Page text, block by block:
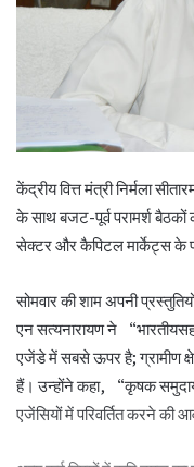
केंद्रीय वित्त मंत्रीनिर्मला
के साथ बजट-पूर्व परामर्श
सेक्टर और कैपिटल मार्केट्स के
सोमवार की शाम अपनी
एन सत्यनारायण ने
एजेंडे में सबसे ऊपर है;ग्रामीण
हैं।उन्होंने कहा, “कृषक
एजेंसियों में परिवर्तित करने की